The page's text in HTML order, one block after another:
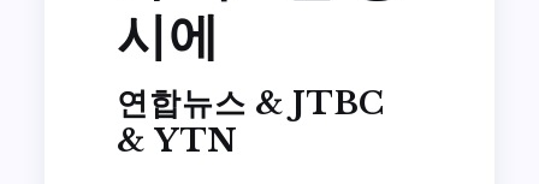
시에
연합뉴스 & JTBC
& YTN